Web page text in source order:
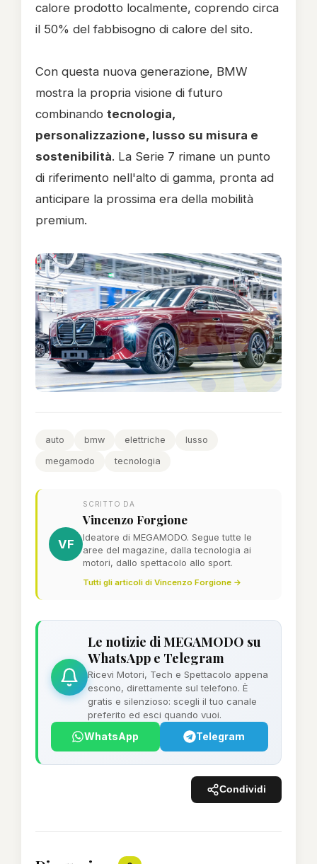
calore prodotto localmente, coprendo circa
il 50% del fabbisogno di calore del sito.
Con questa nuova generazione, BMW
mostra la propria visione di futuro
combinando tecnologia,
personalizzazione, lusso su misura e
sostenibilità. La Serie 7 rimane un punto
di riferimento nell'alto di gamma, pronta ad
anticipare la prossima era della mobilità
premium.
auto bmw elettriche
lusso
megamodo
tecnologia
VF
SCRITTO DA
Vincenzo Forgione
Ideatore di MEGAMODO. Segue tutte le
aree del magazine, dalla tecnologia ai
motori, dallo spettacolo allo sport.
Tutti gli articoli di Vincenzo Forgione →
Le notizie di MEGAMODO su
WhatsApp e Telegram
Ricevi Motori, Tech e Spettacolo appena
escono, direttamente sul telefono. È
gratis e silenzioso: scegli il tuo canale
preferito ed esci quando vuoi.
WhatsApp Telegram
Condividi